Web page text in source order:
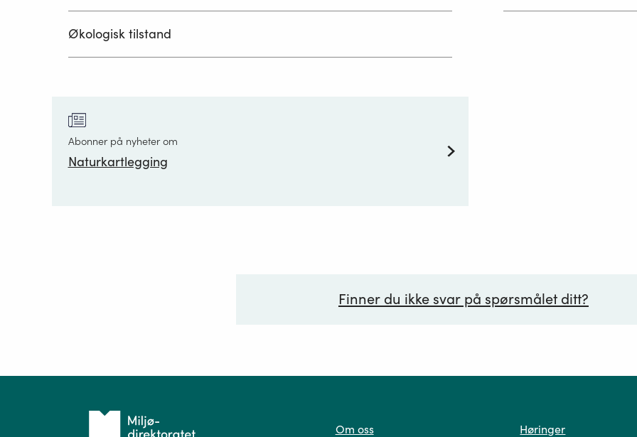
Økologisk tilstand
Abonner på nyheter om
Naturkartlegging
Finner du ikke svar på spørsmålet ditt?
Tilbake
Om oss Høringer